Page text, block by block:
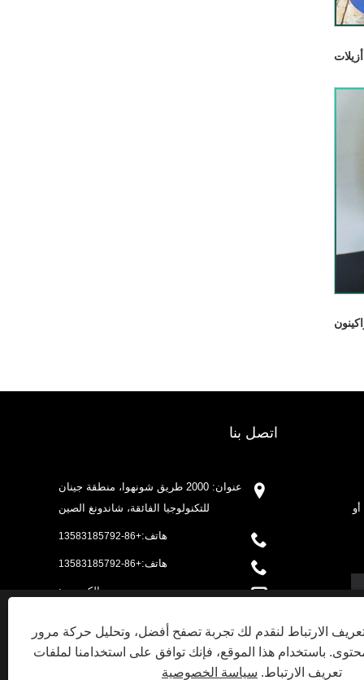
اتصل بنا
عنوان: 2000 طريق شونهوا، منطقة جينان
للتكنولوجيا الفائقة، شاندونغ الصين
هاتف:+86-13583185792
هاتف:+86-13583185792
بريد إلكتروني:
فاكس: +86-531-88905468
الارتباط لنقدم لك تجربة تصفح أفضل، وتحليل حركة مرور
باستخدام هذا الموقع، فإنك توافق على استخدامنا لملفات
تعريف الارتباط. سياسة الخصوصية ACCEPT ALL